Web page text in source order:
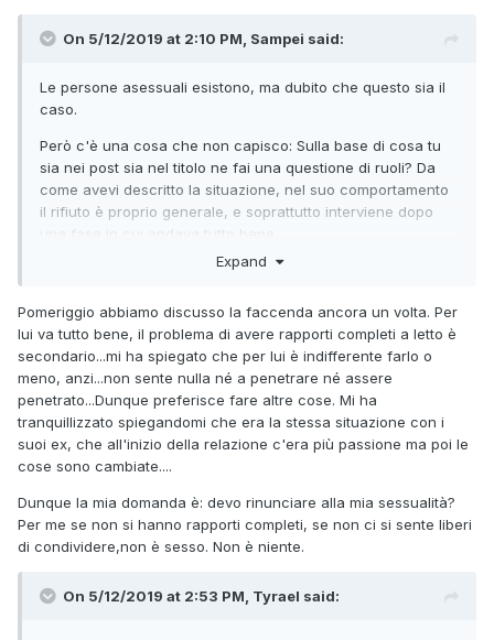
On 5/12/2019 at 2:10 PM, Sampei said:
Le persone asessuali esistono, ma dubito che questo sia il
caso.
Però c'è una cosa che non capisco: Sulla base di cosa tu
sia nei post sia nel titolo ne fai una questione di ruoli? Da
come avevi descritto la situazione, nel suo comportamento
il rifiuto è proprio generale, e soprattutto interviene dopo
una fase in cui andava tutto bene.
Siccome si possono solo fare congetture, alla fine quella
semplice, cioè che ha perso interesse per te. Altrimenti, con
grado di probabilità più basso, ci sono altre infinite
spiegazioni anche molto precise, ma se lui non le sa e non
è interessato a scoprirle, o le sa non te le vuole dire si resta
nel corto-circuito.
Expand
Pomeriggio abbiamo discusso la faccenda ancora un volta. Per
lui va tutto bene, il problema di avere rapporti completi a letto è
secondario...mi ha spiegato che per lui è indifferente farlo o
meno, anzi...non sente nulla né a penetrare né assere
penetrato...Dunque preferisce fare altre cose. Mi ha
tranquillizzato spiegandomi che era la stessa situazione con i
suoi ex, che all'inizio della relazione c'era più passione ma poi le
cose sono cambiate....
Dunque la mia domanda è: devo rinunciare alla mia sessualità?
Per me se non si hanno rapporti completi, se non ci si sente liberi
di condividere,non è sesso. Non è niente.
On 5/12/2019 at 2:53 PM, Tyrael said: